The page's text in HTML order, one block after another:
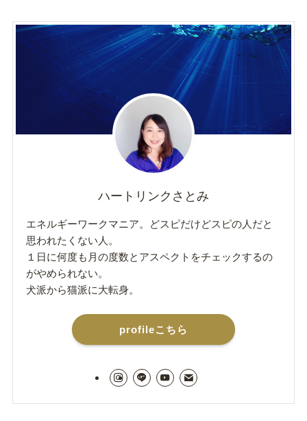
ハートリンクさとみ
エネルギーワークマニア。どスピだけどスピの人だと
思われたくない人。
１日に何度も月の度数とアスペクトをチェックするの
がやめられない。
犬派から猫派に大転身。
profileこちら